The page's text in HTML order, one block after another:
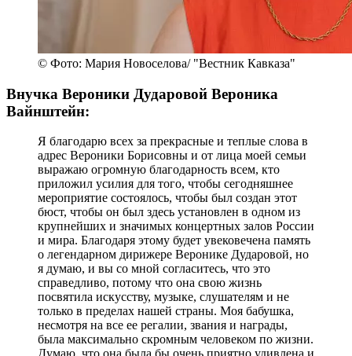
© Фото: Мария Новоселова/ "Вестник Кавказа"
Внучка Вероники Дударовой Вероника
Вайнштейн:
Я благодарю всех за прекрасные и теплые слова в
адрес Вероники Борисовны и от лица моей семьи
выражаю огромную благодарность всем, кто
приложил усилия для того, чтобы сегодняшнее
мероприятие состоялось, чтобы был создан этот
бюст, чтобы он был здесь установлен в одном из
крупнейших и значимых концертных залов России
и мира. Благодаря этому будет увековечена память
о легендарном дирижере Веронике Дударовой, но
я думаю, и вы со мной согласитесь, что это
справедливо, потому что она свою жизнь
посвятила искусству, музыке, слушателям и не
только в пределах нашей страны. Моя бабушка,
несмотря на все ее регалии, звания и награды,
была максимально скромным человеком по жизни.